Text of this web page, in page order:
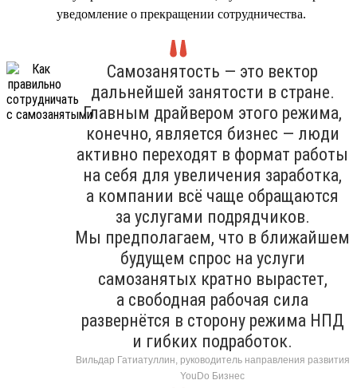
уведомление о прекращении сотрудничества.
Самозанятость — это вектор
дальнейшей занятости в стране.
Главным драйвером этого режима,
конечно, является бизнес — люди
активно переходят в формат работы
на себя для увеличения заработка,
а компании всё чаще обращаются
за услугами подрядчиков.
Мы предполагаем, что в ближайшем
будущем спрос на услуги
самозанятых кратно вырастет,
а свободная рабочая сила
развернётся в сторону режима НПД
и гибких подработок.
Вильдар Гатиатуллин, руководитель направления развития
YouDo Бизнес